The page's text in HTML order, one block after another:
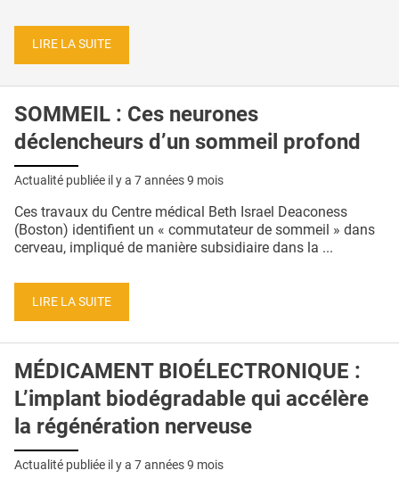
LIRE LA SUITE
SOMMEIL : Ces neurones
déclencheurs d’un sommeil profond
Actualité publiée il y a 7 années 9 mois
Ces travaux du Centre médical Beth Israel Deaconess
(Boston) identifient un « commutateur de sommeil » dans
cerveau, impliqué de manière subsidiaire dans la ...
LIRE LA SUITE
MÉDICAMENT BIOÉLECTRONIQUE :
L’implant biodégradable qui accélère
la régénération nerveuse
Actualité publiée il y a 7 années 9 mois